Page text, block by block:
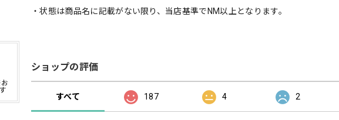
・状態は商品名に記載がない限り、当店基準でNM以上となります。
ショップの評価
すべて 187 4 2